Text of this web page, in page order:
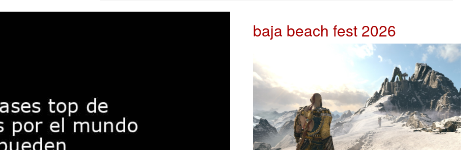
baja beach fest 2026